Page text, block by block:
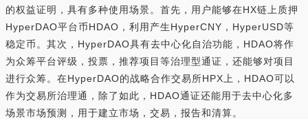
的权益证明，具有多种使用场景。首先，用户能够在HX链上质押
HyperDAO平台币HDAO，利用产生HyperCNY，HyperUSD等
稳定币。其次，HyperDAO具有去中心化自治功能，HDAO将作
为众筹平台评级，投票，推荐项目等治理型通证，还能够对项目
进行众筹。在HyperDAO的战略合作交易所HPX上，HDAO可以
作为交易所治理通，除了如此，HDAO通证还能用于去中心化多
场景市场预测，用于建立市场，交易，报告和清算。